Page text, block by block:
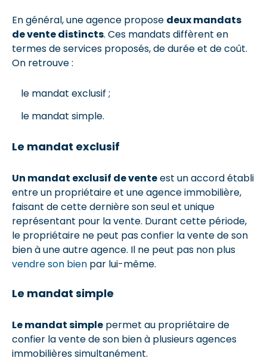
En général, une agence propose deux mandats
de vente distincts. Ces mandats diffèrent en
termes de services proposés, de durée et de coût.
On retrouve :
le mandat exclusif ;
le mandat simple.
Le mandat exclusif
Un mandat exclusif de venteest un accord établi
entre un propriétaire et une agence immobilière,
faisant de cette dernière son seul et unique
représentant pour la vente. Durant cette période,
le propriétaire ne peut pas confier la vente de son
bien à une autre agence. Il ne peut pas non plus
vendre son bien par lui-même.
Le mandat simple
Le mandat simple permet au propriétaire de
confier la vente de son bien à plusieurs agences
immobilières simultanément.